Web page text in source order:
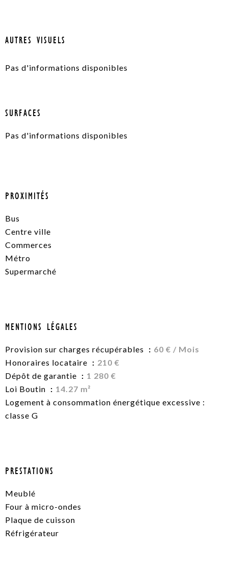
AUTRES VISUELS
Pas d'informations disponibles
SURFACES
Pas d'informations disponibles
PROXIMITÉS
Bus
Centre ville
Commerces
Métro
Supermarché
MENTIONS LÉGALES
Provision sur charges récupérables
60 € / Mois
Honoraires locataire
210 €
Dépôt de garantie
1 280 €
Loi Boutin
14.27 m²
Logement à consommation énergétique excessive :
classe G
PRESTATIONS
Meublé
Four à micro-ondes
Plaque de cuisson
Réfrigérateur